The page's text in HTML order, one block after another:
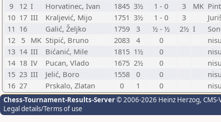
9
12 I Horvatinec, Ivan 1845 3½ 1 - 0 3 MK
10 17 III Kraljević, Mijo 1751 3½ 1 - 0 3
11 16 Galić, Željko 1759 3 ½ - ½ 2½ I
12
5 MK Stipić, Bruno 2083 4 0
13 14 III Bićanić, Mile 1815 1½ 0
14 18 IV Pucan, Vlado 1675 2½ 0
15 23 III Jelić, Boro 1558 0 0
16 27 Prskalo, Zlatan 0 1 0
Chess-Tournament-Results-Server© 2006-2026 Heinz Herzog,
Legal details/Terms of use